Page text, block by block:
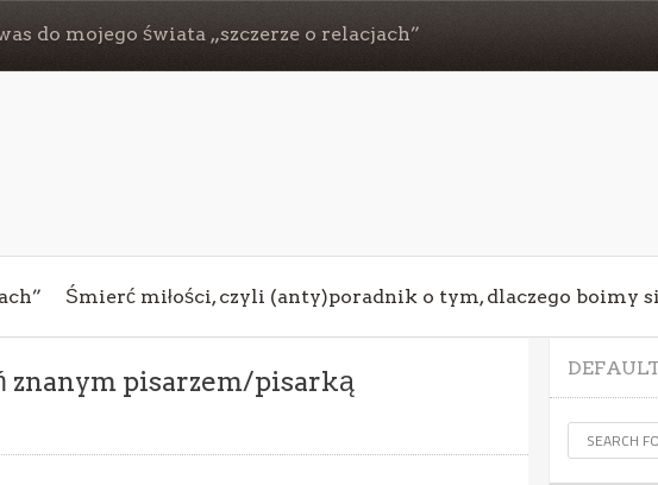
do mojego świata „szczerze o relacjach”
Śmierć miłości, czyli (anty)poradnik o tym, dlaczego boimy
znanym pisarzem/pisarką